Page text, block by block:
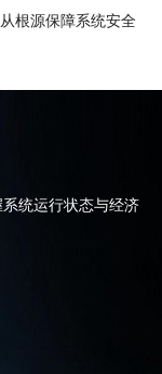
根源保障系统安全
统运行状态与经济